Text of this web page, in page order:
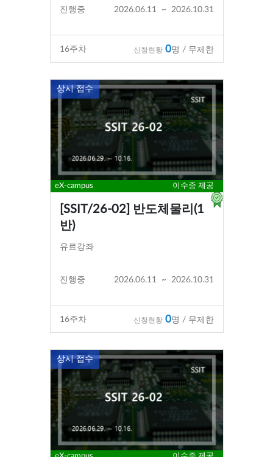
진행중 2026.06.11 ~ 2026.10.31
16주차 신청현황 0명 / 무제한
상시 접수
eX-campus 이수증 제공
[SSIT/26-02] 반도체물리(1
반)
유료강좌
진행중 2026.06.11 ~ 2026.10.31
16주차 신청현황 0명 / 무제한
상시 접수